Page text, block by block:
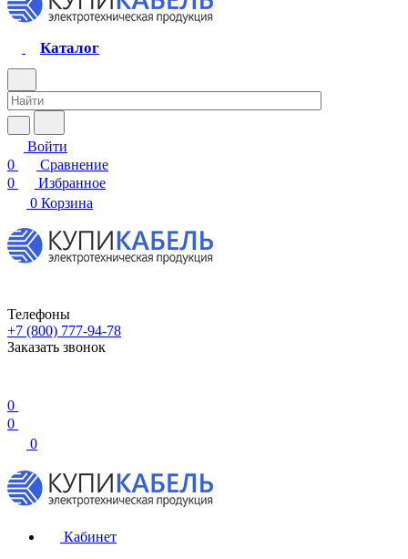
Каталог
Войти
0
Сравнение
0
Избранное
0 Корзина
Телефоны
+7 (800) 777-94-78
Заказать звонок
0
0
0
Кабинет